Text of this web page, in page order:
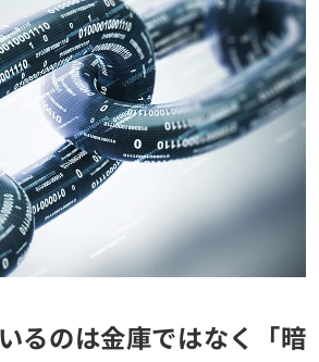
るのは金庫ではなく「暗